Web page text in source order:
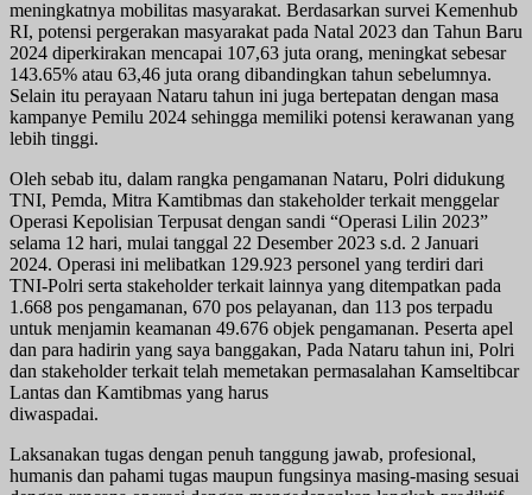
meningkatnya mobilitas masyarakat. Berdasarkan survei Kemenhub
RI, potensi pergerakan masyarakat pada Natal 2023 dan Tahun Baru
2024 diperkirakan mencapai 107,63 juta orang, meningkat sebesar
143.65% atau 63,46 juta orang dibandingkan tahun sebelumnya.
Selain itu perayaan Nataru tahun ini juga bertepatan dengan masa
kampanye Pemilu 2024 sehingga memiliki potensi kerawanan yang
lebih tinggi.
Oleh sebab itu, dalam rangka pengamanan Nataru, Polri didukung
TNI, Pemda, Mitra Kamtibmas dan stakeholder terkait menggelar
Operasi Kepolisian Terpusat dengan sandi “Operasi Lilin 2023”
selama 12 hari, mulai tanggal 22 Desember 2023 s.d. 2 Januari
2024. Operasi ini melibatkan 129.923 personel yang terdiri dari
TNI-Polri serta stakeholder terkait lainnya yang ditempatkan pada
1.668 pos pengamanan, 670 pos pelayanan, dan 113 pos terpadu
untuk menjamin keamanan 49.676 objek pengamanan. Peserta apel
dan para hadirin yang saya banggakan, Pada Nataru tahun ini, Polri
dan stakeholder terkait telah memetakan permasalahan Kamseltibcar
Lantas dan Kamtibmas yang harus
diwaspadai.
Laksanakan tugas dengan penuh tanggung jawab, profesional,
humanis dan pahami tugas maupun fungsinya masing-masing sesuai